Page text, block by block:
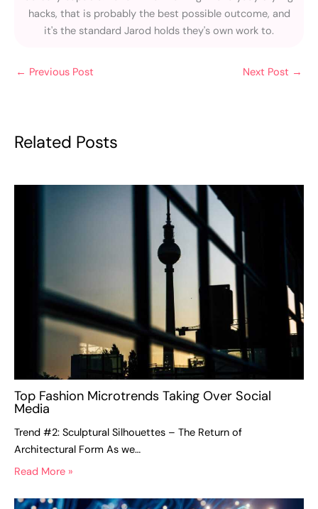
hacks, that is probably the best possible outcome, and
it's the standard Jarod holds they's own work to.
← Previous Post Next Post →
Related Posts
Top Fashion Microtrends Taking Over Social
Media
Trend #2: Sculptural Silhouettes – The Return of
Architectural Form As we…
Read More »